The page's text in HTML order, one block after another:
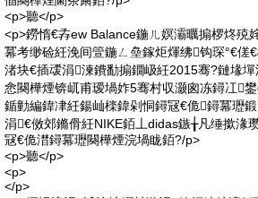
<p>聽</p>
<p>鐒惰€孨ew Balance鍦ㄦ嫇灞曞搧椤炵殑
冪考缈硷紝浼间箮鍦ㄥ皨鎵炬煇绋钩琛°€傞
渚块€插叆涓湅鐨勫搧鐗岋紝2015骞?鏈堟
悆闋樺煙锛屼甫瑷堝妰5骞村収灏囪冻鐞冮
鍎勭編鍏冿紝鍚屾檪鍏剁恫鐞冦€佹鐞冪瓑
涓€傚郊鏅傦紝NIKE銆丄didas鏃╁凡缍撳湪
冦€佹澘鐞冪瓑闋樺煙浣堝眬銆?/p>
<p>聽</p>
<p>
</p>